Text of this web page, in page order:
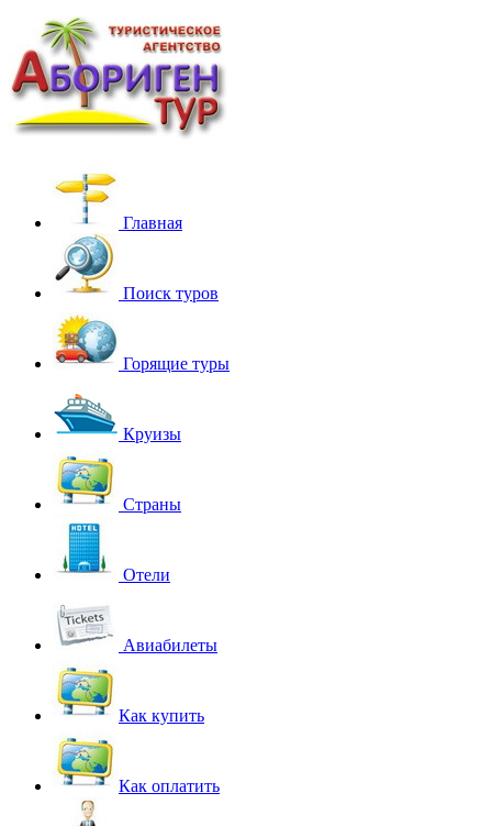
Главная
Поиск туров
Горящие туры
Круизы
Страны
Отели
Авиабилеты
Как купить
Как оплатить